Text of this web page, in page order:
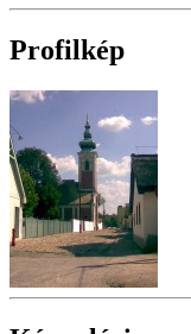
Profilkép